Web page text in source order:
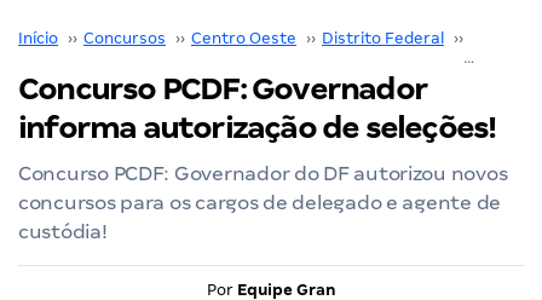
Início ›› Concursos ›› Centro Oeste ›› Distrito Federal ››
Concurso PCDF: Governador
informa autorização de seleções!
Concurso PCDF: Governador do DF autorizou novos
concursos para os cargos de delegado e agente de
custódia!
Por Equipe Gran